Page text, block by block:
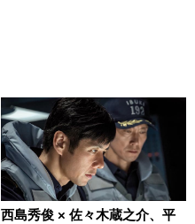
西島秀俊 × 佐々木蔵之介、平